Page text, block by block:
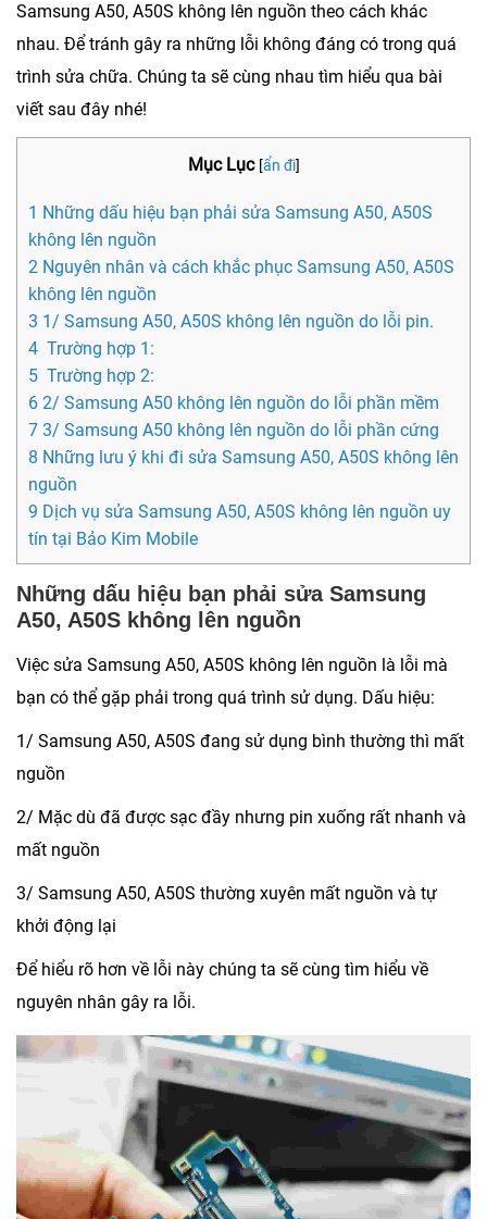
Samsung A50, A50S không lên nguồn theo cách khác
nhau. Để tránh gây ra những lỗi không đáng có trong quá
trình sửa chữa. Chúng ta sẽ cùng nhau tìm hiểu qua bài
viết sau đây nhé!
Mục Lục [ẩn đi]
1 Những dấu hiệu bạn phải sửa Samsung A50, A50S
không lên nguồn
2 Nguyên nhân và cách khắc phục Samsung A50, A50S
không lên nguồn
3 1/ Samsung A50, A50S không lên nguồn do lỗi pin.
4 Trường hợp 1:
5 Trường hợp 2:
6 2/ Samsung A50 không lên nguồn do lỗi phần mềm
7 3/ Samsung A50 không lên nguồn do lỗi phần cứng
8 Những lưu ý khi đi sửa Samsung A50, A50S không lên
nguồn
9 Dịch vụ sửa Samsung A50, A50S không lên nguồn uy
tín tại Bảo Kim Mobile
Những dấu hiệu bạn phải sửa Samsung
A50, A50S không lên nguồn
Việc sửa Samsung A50, A50S không lên nguồn là lỗi mà
bạn có thể gặp phải trong quá trình sử dụng. Dấu hiệu:
1/ Samsung A50, A50S đang sử dụng bình thường thì mất
nguồn
2/ Mặc dù đã được sạc đầy nhưng pin xuống rất nhanh và
mất nguồn
3/ Samsung A50, A50S thường xuyên mất nguồn và tự
khởi động lại
Để hiểu rõ hơn về lỗi này chúng ta sẽ cùng tìm hiểu về
nguyên nhân gây ra lỗi.